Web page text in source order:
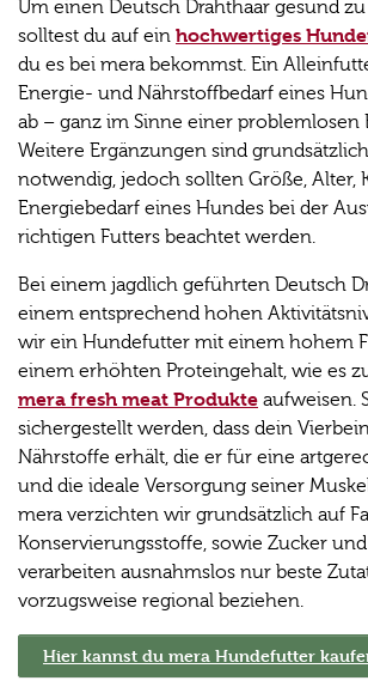
Um einen Deutsch Drahthaar gesund
solltest du auf ein hochwertiges
du es bei mera bekommst. Ein
Energie- und Nährstoffbedarf eines
ab – ganz im Sinne einer problemlosen
Weitere Ergänzungen sind
notwendig, jedoch sollten Größe, Alter,
Energiebedarf eines Hundes bei der
richtigen Futters beachtet werden.
Bei einem jagdlich geführten Deutsch
einem entsprechend hohen
wir ein Hundefutter mit einem hohem
einem erhöhten Proteingehalt, wie es
mera fresh meat Produkte aufweisen.
sichergestellt werden, dass dein
Nährstoffe erhält, die er für eine
und die ideale Versorgung seiner
mera verzichten wir grundsätzlich auf
Konservierungsstoffe, sowie Zucker und
verarbeiten ausnahmslos nur beste
vorzugsweise regional beziehen.
Hier kannst du mera Hundefutter